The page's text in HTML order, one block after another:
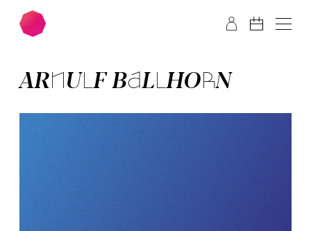
Zum Hauptinhalt springen Zum Footer springen
ARNULF BALLHORN